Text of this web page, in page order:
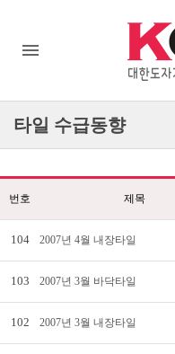
타일 수급동향
번호 제목
104 2007년 4월 내장타일
103 2007년 3월 바닥타일
102 2007년 3월 내장타일